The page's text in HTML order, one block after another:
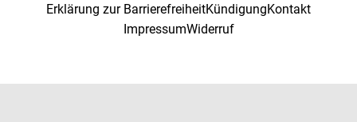
Erklärung zur BarrierefreiheitKündigungKontakt
ImpressumWiderruf